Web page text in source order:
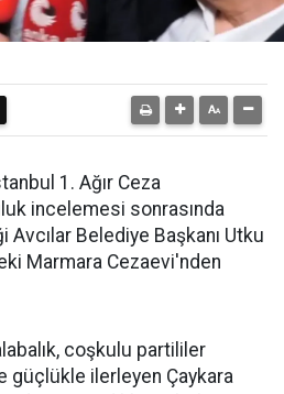
1. Ağır Ceza
incelemesi sonrasında
Belediye Başkanı Utku
Marmara Cezaevi'nden
coşkulu partililer
güçlükle ilerleyen Çaykara